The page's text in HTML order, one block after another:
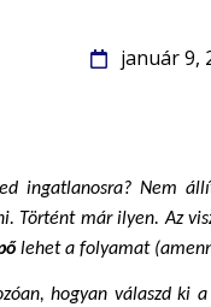
január 9,
ingatlanosra? Nem
Történt már ilyen. Az
lehet a folyamat
hogyan válaszd ki